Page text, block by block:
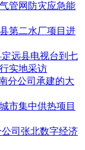
管网防灾应急能
第二水厂项目进
远县电视台到七
实地采访
分公司承建的大
市集中供热项目
司张北数字经济